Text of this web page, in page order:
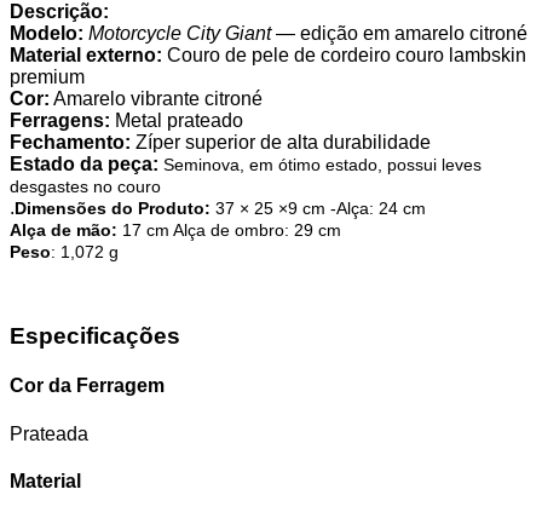
Descrição:
Modelo: Motorcycle City Giant— edição em amarelo citroné
Material externo: Couro de pele de cordeiro couro lambskin
premium
Cor: Amarelo vibrante citroné
Ferragens: Metal prateado
Fechamento: Zíper superior de alta durabilidade
Estado da peça: Seminova, em ótimo estado, possui leves
desgastes no couro
.Dimensões do Produto: 37 × 25 ×9 cm -Alça: 24 cm
Alça de mão: 17 cm Alça de ombro: 29 cm
Peso: 1,072 g
Especificações
Cor da Ferragem
Prateada
Material